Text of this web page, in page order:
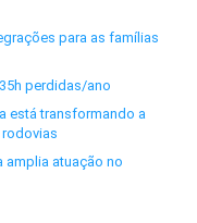
para as famílias
perdidas/ano
está transformando a
amplia atuação no